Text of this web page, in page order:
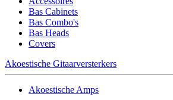
Bas Cabinets
Bas Combo's
Bas Heads
Covers
Akoestische Gitaarversterkers
Akoestische Amps